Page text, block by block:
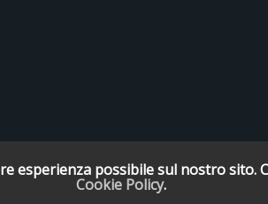
esperienza possibile sul nostro sito.
Cookie Policy.